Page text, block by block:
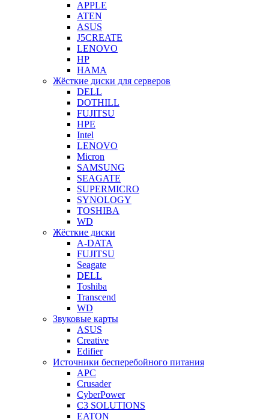
APPLE
ATEN
ASUS
J5CREATE
LENOVO
HP
HAMA
Жёсткие диски для серверов
DELL
DOTHILL
FUJITSU
HPE
Intel
LENOVO
Micron
SAMSUNG
SEAGATE
SUPERMICRO
SYNOLOGY
TOSHIBA
WD
Жёсткие диски
A-DATA
FUJITSU
Seagate
DELL
Toshiba
Transcend
WD
Звуковые карты
ASUS
Creative
Edifier
Источники бесперебойного питания
APC
Crusader
CyberPower
C3 SOLUTIONS
EATON